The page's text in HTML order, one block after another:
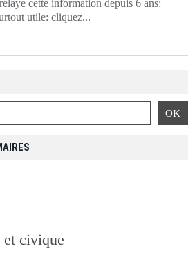
cette information depuis 6 ans:
utile: cliquez...
et civique